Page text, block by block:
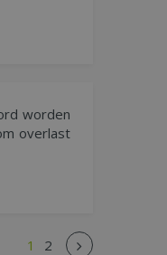
worden
overlast
1 2